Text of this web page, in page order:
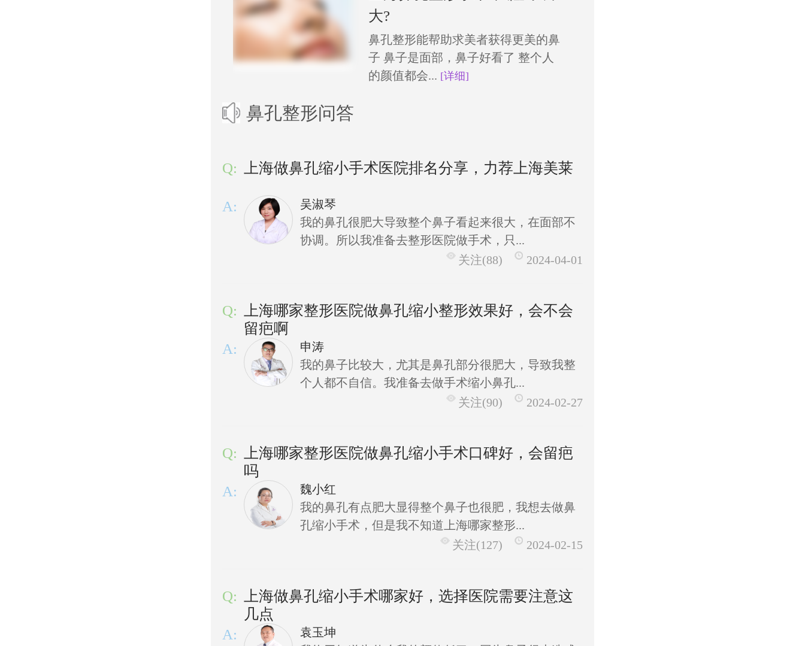
大?
鼻孔整形能帮助求美者获得更美的鼻
子 鼻子是面部，鼻子好看了 整个人
的颜值都会... [详细]
鼻孔整形问答
Q: 上海做鼻孔缩小手术医院排名分享，力荐上海美莱
A:
吴淑琴
我的鼻孔很肥大导致整个鼻子看起来很大，在面部不
协调。所以我准备去整形医院做手术，只...
关注(88)
2024-04-01
Q:
上海哪家整形医院做鼻孔缩小整形效果好，会不会
留疤啊
A:
申涛
我的鼻子比较大，尤其是鼻孔部分很肥大，导致我整
个人都不自信。我准备去做手术缩小鼻孔...
关注(90)
2024-02-27
Q: 上海哪家整形医院做鼻孔缩小手术口碑好，会留疤
吗
A:
魏小红
我的鼻孔有点肥大显得整个鼻子也很肥，我想去做鼻
孔缩小手术，但是我不知道上海哪家整形...
关注(127)
2024-02-15
Q:
上海做鼻孔缩小手术哪家好，选择医院需要注意这
几点
A:
袁玉坤